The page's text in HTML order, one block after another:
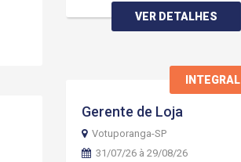
VER DETALHES
INTEGRAL
Gerente de Loja
Votuporanga-SP
31/07/26 à 29/08/26